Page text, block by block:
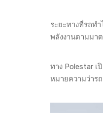
ระยะทางที่รถท
พลังงานตามมา
ทาง Polestar เ
หมายความว่าร